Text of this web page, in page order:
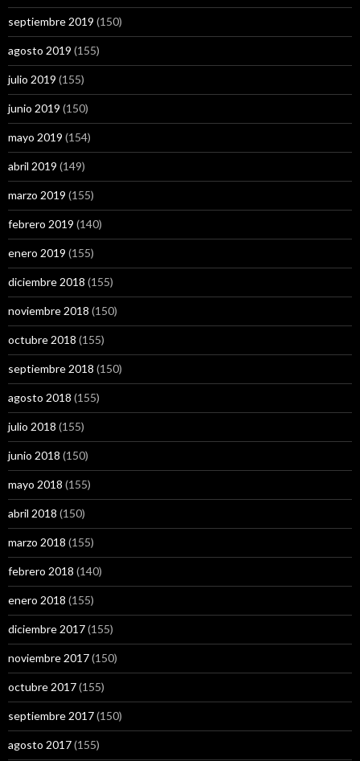
septiembre 2019 (150)
agosto 2019 (155)
julio 2019 (155)
junio 2019 (150)
mayo 2019 (154)
abril 2019 (149)
marzo 2019 (155)
febrero 2019 (140)
enero 2019 (155)
diciembre 2018 (155)
noviembre 2018 (150)
octubre 2018 (155)
septiembre 2018 (150)
agosto 2018 (155)
julio 2018 (155)
junio 2018 (150)
mayo 2018 (155)
abril 2018 (150)
marzo 2018 (155)
febrero 2018 (140)
enero 2018 (155)
diciembre 2017(155)
noviembre 2017(150)
octubre 2017(155)
septiembre 2017(150)
agosto 2017(155)